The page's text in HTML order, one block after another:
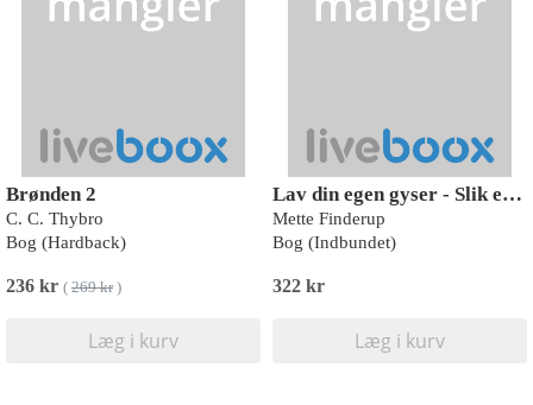
Brønden 2
C. C. Thybro
Bog (Hardback)
236 kr ( 269 kr)
Læg i kurv
Lav din egen gyser - Slik eller ballade?
Mette Finderup
Bog (Indbundet)
322 kr
Læg i kurv